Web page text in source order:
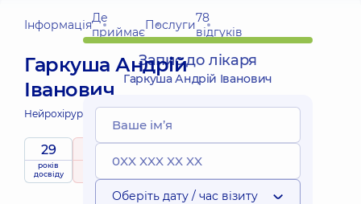
ІнформаціяДе
приймаєПослуги78
відгуків
Гаркуша Андрій
Іванович
Нейрохірург; Нейрохірург дитячий;
29
років
досвіду
рейтингна підставі
Експерт
Запис до лікаря
Гаркуша Андрій Іванович
Оберіть дату / час візиту